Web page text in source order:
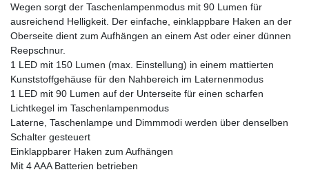
Wegen sorgt der Taschenlampenmodus mit 90 Lumen für
ausreichend Helligkeit. Der einfache, einklappbare Haken an der
Oberseite dient zum Aufhängen an einem Ast oder einer dünnen
Reepschnur.
1 LED mit 150 Lumen (max. Einstellung) in einem mattierten
Kunststoffgehäuse für den Nahbereich im Laternenmodus
1 LED mit 90 Lumen auf der Unterseite für einen scharfen
Lichtkegel im Taschenlampenmodus
Laterne, Taschenlampe und Dimmmodi werden über denselben
Schalter gesteuert
Einklappbarer Haken zum Aufhängen
Mit 4 AAA Batterien betrieben